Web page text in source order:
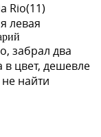
Rio(11)
левая
забрал два
в цвет, дешевле
найти